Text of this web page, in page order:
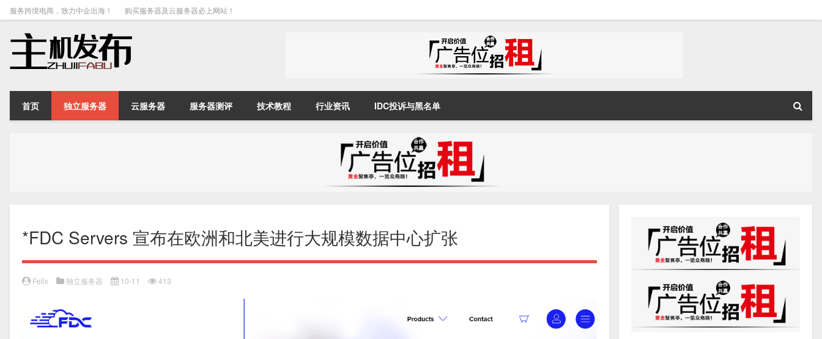
服务跨境电商，致力中企出海！ 购买服务器及云服务器必上网站！
首页 独立服务器 云服务器 服务器测评 技术教程 行业资讯 IDC投诉与黑名单
*FDC Servers 宣布在欧洲和北美进行大规模数据中心扩张
Felix 独立服务器 10-11 413